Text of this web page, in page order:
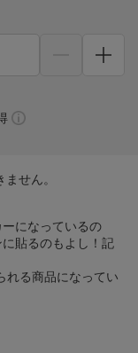
せん。
になっているの
貼るのもよし！記
れる商品になってい